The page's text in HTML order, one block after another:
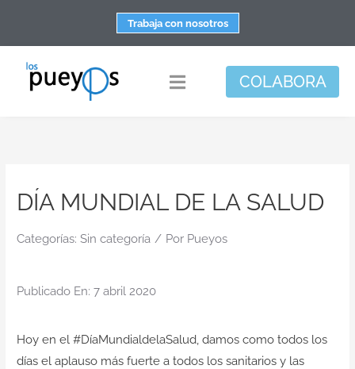
contenido
Trabaja con nosotros
Toggle
Apoyo personal y familiar
Contacto
COLABORA
DÍA MUNDIAL DE LA SALUD
Categorías: Sin categoría / Por Pueyos
Publicado En: 7 abril 2020
Hoy en el #DíaMundialdelaSalud, damos como todos los
días el aplauso más fuerte a todos los sanitarios y las